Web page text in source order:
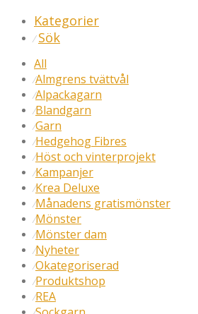
Kategorier
⁄ Sök
All
⁄Almgrens tvättvål
⁄Alpackagarn
⁄Blandgarn
⁄Garn
⁄Hedgehog Fibres
⁄Höst och vinterprojekt
⁄Kampanjer
⁄Krea Deluxe
⁄Månadens gratismönster
⁄Mönster
⁄Mönster dam
⁄Nyheter
⁄Okategoriserad
⁄Produktshop
⁄REA